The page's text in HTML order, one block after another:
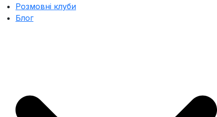
Розмовні клуби
Блог